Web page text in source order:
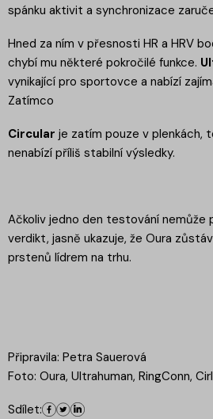
spánku aktivit a synchronizace
Hned za ním v přesnosti HR a HRV
chybí mu některé pokročilé funkce.
vynikající pro sportovce a nabízí
Zatímco
Circular je zatím pouze v plenkách,
nenabízí příliš stabilní výsledky.
Ačkoliv jedno den testování
verdikt, jasně ukazuje, že Oura
prstenů lídrem na trhu.
Připravila: Petra Sauerová
Foto: Oura, Ultrahuman, RingConn,
Sdílet: